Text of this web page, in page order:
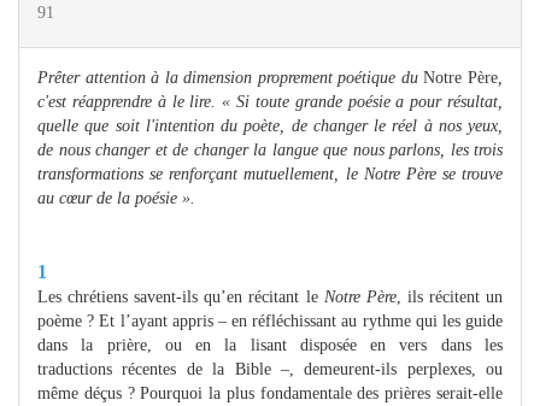
91
Prêter attention à la dimension proprement poétique duNotre Père
c'est réapprendre à le lire. « Si toute grande poésie a pour résultat,
quelle que soit l'intention du poète, de changer le réel à nos yeux,
de nous changer et de changer la langue que nous parlons, les trois
transformations se renforçant mutuellement, le Notre Père se trouve
au cœur de la poésie ».
1
Les chrétiens savent-ils qu’en récitant le Notre Père, ils récitent un
poème ? Et l’ayant appris – en réfléchissant au rythme qui les guide
dans la prière, ou en la lisant disposée en vers dans les
traductions récentes de la Bible –, demeurent-ils perplexes, ou
même déçus ? Pourquoi la plus fondamentale des prières serait-elle